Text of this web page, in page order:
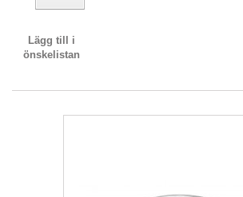
Lägg till i
önskelistan